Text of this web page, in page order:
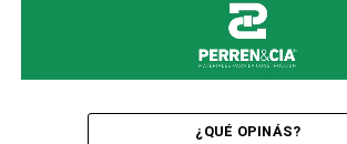
¿QUÉ OPINÁS?